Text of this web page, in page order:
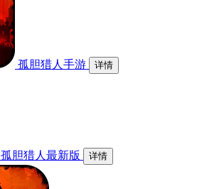
孤胆猎人手游 详情
孤胆猎人最新版 详情